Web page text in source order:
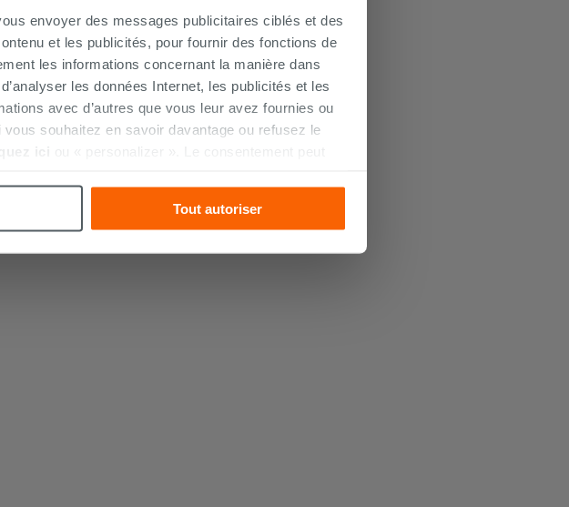
envoyer des messages publicitaires ciblés et des
et les publicités, pour fournir des fonctions de
les informations concernant la manière dans
les données Internet, les publicités et les
avec d’autres que vous leur avez fournies ou
souhaitez en savoir davantage ou refusez le
ici ou « personalizer ». Le consentement peut
Tout autoriser
sélection.